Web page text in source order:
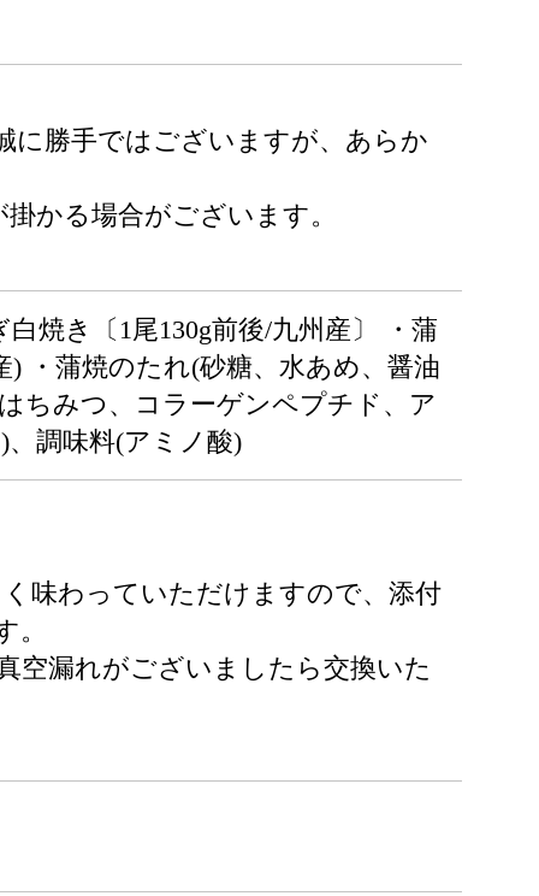
に勝手ではございますが、あらか
かる場合がございます。
焼き〔1尾130g前後/九州産〕 ・蒲
) ・蒲焼のたれ(砂糖、水あめ、醤油
ちみつ、コラーゲンペプチド、ア
調味料(アミノ酸)
味わっていただけますので、添付
空漏れがございましたら交換いた